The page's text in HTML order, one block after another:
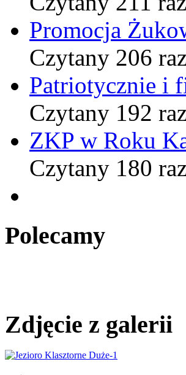
Promocja
Czytany 206
Patriotycznie i
Czytany 192
ZKP w Roku
Czytany 180
Polecamy
Zdjęcie z galerii